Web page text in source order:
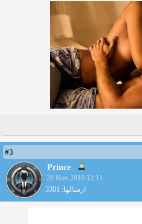
#3
Prince
29 Nov 2010 12:11
ارسالها: 3301